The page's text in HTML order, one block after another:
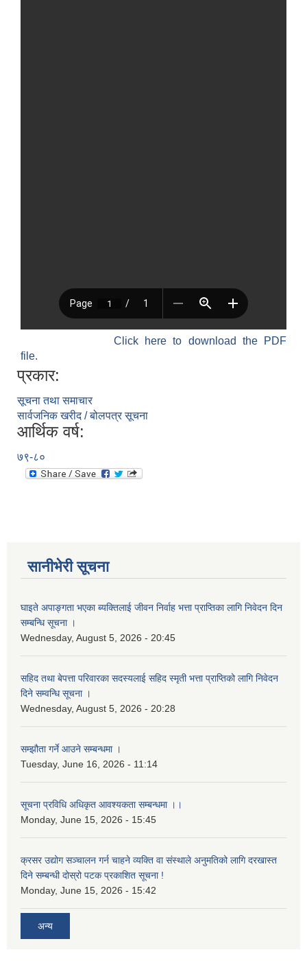
Click here to download the PDF
file.
प्रकार:
सूचना तथा समाचार
सार्वजनिक खरीद / बोलपत्र सूचना
आर्थिक वर्ष:
७९-८०
सानीभेरी सूचना
घाइते अपाङ्गता भएका ब्यक्तिलाई जीवन निर्वाह भत्ता प्राप्तिका लागि निवेदन दिन
सम्बन्धि सूचना ।
Wednesday, August 5, 2026 - 20:45
सहिद तथा बेपत्ता परिवारका सदस्यलाई सहिद स्मृती भत्ता प्राप्तिको लागि निवेदन
दिने सम्वन्धि सूचना ।
Wednesday, August 5, 2026 - 20:28
सम्झौता गर्ने आउने सम्बन्धमा ।
Tuesday, June 16, 2026 - 11:14
सूचना प्रविधि अधिकृत आवश्यकता सम्बन्धमा ।।
Monday, June 15, 2026 - 15:45
क्रसर उद्योग सञ्चालन गर्न चाहने व्यक्ति वा संस्थाले अनुमतिको लागि दरखास्त
दिने सम्बन्धी दोस्रो पटक प्रकाशित सूचना !
Monday, June 15, 2026 - 15:42
अन्य